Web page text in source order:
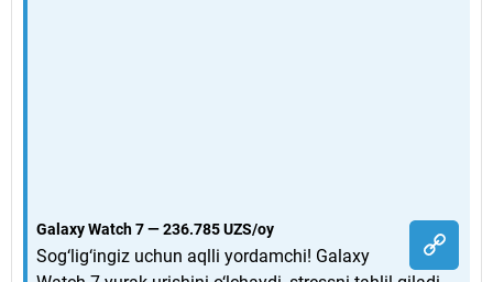
Galaxy Watch 7 — 236.785 UZS/oy
Sog‘lig‘ingiz uchun aqlli yordamchi! Galaxy